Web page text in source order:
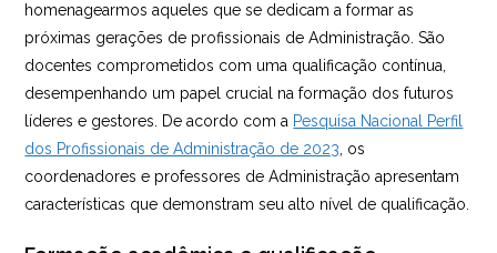
homenagearmos aqueles que se dedicam a formar as
próximas gerações de profissionais de Administração. São
docentes comprometidos com uma qualificação contínua,
desempenhando um papel crucial na formação dos futuros
líderes e gestores. De acordo com a Pesquisa Nacional Perfil
dos Profissionais de Administração de 2023, os
coordenadores e professores de Administração apresentam
características que demonstram seu alto nível de qualificação.